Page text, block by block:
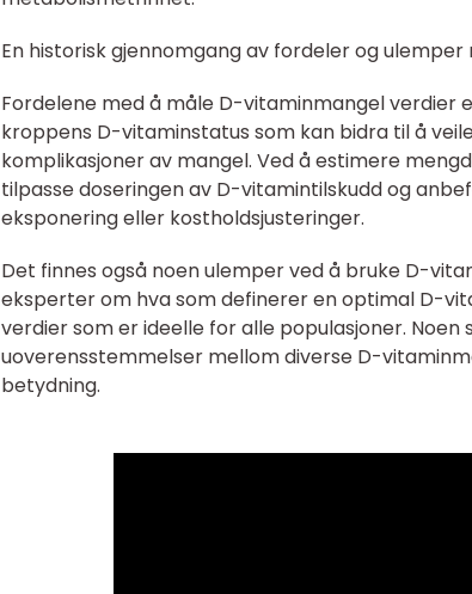
En historisk gjennomgang av fordeler og
Fordelene med å måle D-vitaminmangel verdier
kroppens D-vitaminstatus som kan bidra til å
komplikasjoner av mangel. Ved å estimere
tilpasse doseringen av D-vitamintilskudd og
eksponering eller kostholdsjusteringer.
Det finnes også noen ulemper ved å bruke D-
eksperter om hva som definerer en optimal D-
verdier som er ideelle for alle populasjoner.
uoverensstemmelser mellom diverse D-
betydning.